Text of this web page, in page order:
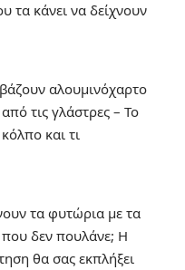
τα κάνει να δείχνουν
βάζουν αλουμινόχαρτο
τις γλάστρες – Το
και τι
τα φυτώρια με τα
δεν πουλάνε; Η
θα σας εκπλήξει